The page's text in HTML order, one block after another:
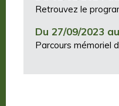
Retrouvez le
Du 27/09/2023 au
Parcours mémoriel